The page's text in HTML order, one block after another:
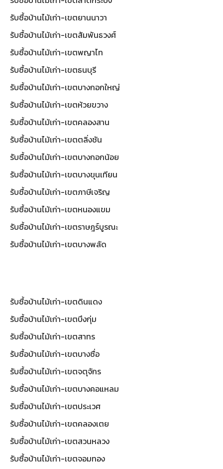
รับซื้อบ้านไม้เก่า-เขตยานนาวา
รับซื้อบ้านไม้เก่า-เขตสัมพันธวงศ์
รับซื้อบ้านไม้เก่า-เขตพญาไท
รับซื้อบ้านไม้เก่า-เขตธนบุรี
รับซื้อบ้านไม้เก่า-เขตบางกอกใหญ่
รับซื้อบ้านไม้เก่า-เขตห้วยขวาง
รับซื้อบ้านไม้เก่า-เขตคลองสาน
รับซื้อบ้านไม้เก่า-เขตตลิ่งชัน
รับซื้อบ้านไม้เก่า-เขตบางกอกน้อย
รับซื้อบ้านไม้เก่า-เขตบางขุนเทียน
รับซื้อบ้านไม้เก่า-เขตภาษีเจริญ
รับซื้อบ้านไม้เก่า-เขตหนองแขม
รับซื้อบ้านไม้เก่า-เขตราษฎร์บูรณะ
รับซื้อบ้านไม้เก่า-เขตบางพลัด
รับซื้อบ้านไม้เก่า-เขตดินแดง
รับซื้อบ้านไม้เก่า-เขตบึงกุ่ม
รับซื้อบ้านไม้เก่า-เขตสาทร
รับซื้อบ้านไม้เก่า-เขตบางซื่อ
รับซื้อบ้านไม้เก่า-เขตจตุจักร
รับซื้อบ้านไม้เก่า-เขตบางคอแหลม
รับซื้อบ้านไม้เก่า-เขตประเวศ
รับซื้อบ้านไม้เก่า-เขตคลองเตย
รับซื้อบ้านไม้เก่า-เขตสวนหลวง
รับซื้อบ้านไม้เก่า-เขตจอมทอง